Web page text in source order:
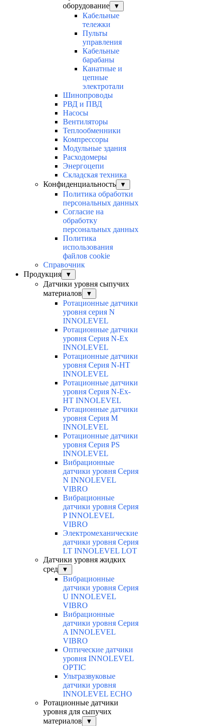
оборудование
▼
Кабельные
тележки
Пульты
управления
Кабельные
барабаны
Канатные и
цепные
электротали
Шинопроводы
РВД и ПВД
Насосы
Вентиляторы
Теплообменники
Компрессоры
Модульные здания
Расходомеры
Энергоцепи
Складская техника
Конфиденциальность
▼
Политика обработки
персональных данных
Согласие на
обработку
персональных данных
Политика
использования
файлов cookie
Справочник
Продукция
▼
Датчики уровня сыпучих
материалов
▼
Ротационные датчики
уровня серия N
INNOLEVEL
Ротационные датчики
уровня Серия N-Ex
INNOLEVEL
Ротационные датчики
уровня Серия N-HT
INNOLEVEL
Ротационные датчики
уровня Серия N-Ex-
HT INNOLEVEL
Ротационные датчики
уровня Серия M
INNOLEVEL
Ротационные датчики
уровня Серия PS
INNOLEVEL
Вибрационные
датчики уровня Серия
N INNOLEVEL
VIBRO
Вибрационные
датчики уровня Серия
P INNOLEVEL
VIBRO
Электромеханические
датчики уровня Серия
LT INNOLEVEL LOT
Датчики уровня жидких
сред
▼
Вибрационные
датчики уровня Серия
U INNOLEVEL
VIBRO
Вибрационные
датчики уровня Серия
A INNOLEVEL
VIBRO
Оптические датчики
уровня INNOLEVEL
OPTIC
Ультразвуковые
датчики уровня
INNOLEVEL ECHO
Ротационные датчики
уровня для сыпучих
материалов
▼